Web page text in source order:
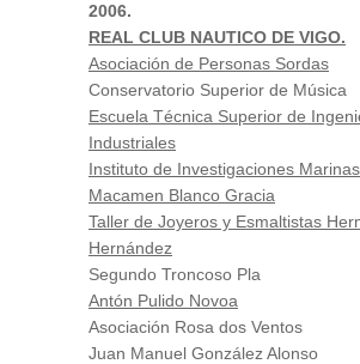
2006.
REAL CLUB NAUTICO DE VIGO.
Asociación de Personas Sordas
Conservatorio Superior de Música
Escuela Técnica Superior de
Industriales
Instituto de Investigaciones Marinas
Macamen Blanco Gracia
Taller de Joyeros y Esmaltistas
Hernández
Segundo Troncoso Pla
Antón Pulido Novoa
Asociación Rosa dos Ventos
Juan Manuel González Alonso